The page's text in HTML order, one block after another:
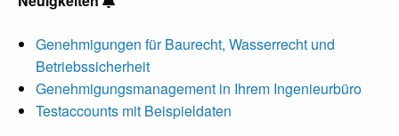
Genehmigungen für Baurecht, Wasserrecht und
Betriebssicherheit
Genehmigungsmanagement in Ihrem Ingenieurbüro
Testaccounts mit Beispieldaten